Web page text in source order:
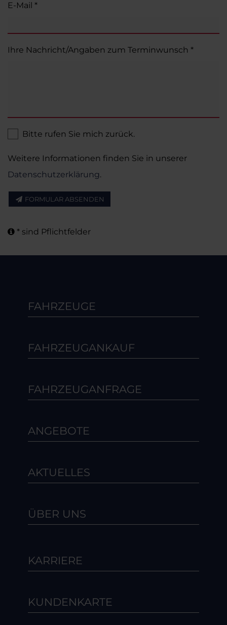
E-Mail *
Ihre Nachricht/Angaben zum Terminwunsch *
Bitte rufen Sie mich zurück.
Weitere Informationen finden Sie in unserer
Datenschutzerklärung.
FORMULAR ABSENDEN
* sind Pflichtfelder
FAHRZEUGE
FAHRZEUGANKAUF
FAHRZEUGANFRAGE
ANGEBOTE
AKTUELLES
ÜBER UNS
KARRIERE
KUNDENKARTE